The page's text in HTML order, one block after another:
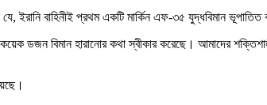
ইরানি বাহিনীই প্রথম একটি মার্কিন এফ-৩৫ যুদ্ধবিমান ভূপাতিত
ডজন বিমান হারানোর কথা স্বীকার করেছে। আমাদের